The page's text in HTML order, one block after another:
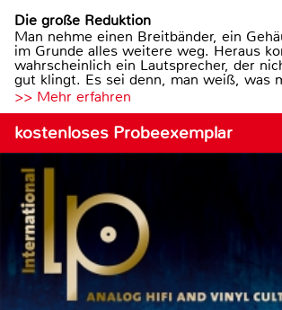
Die große Reduktion
Man nehme einen Breitbänder, ein
im Grunde alles weitere weg. Heraus
wahrscheinlich ein Lautsprecher, der
gut klingt. Es sei denn, man weiß, was
>> Mehr erfahren
kostenloses Probeexemplar